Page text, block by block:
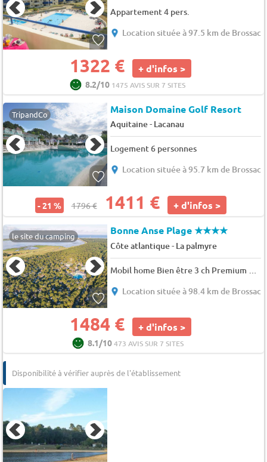
Appartement 4 pers.
Location située à 97.5 km de Brossac
1322 € + d'infos >
8.2/10 1475 AVIS SUR 7 SITES
TripandCo Maison Domaine Golf Resort
Aquitaine- Lacanau
Logement 6 personnes
Location située à 95.7 km de Brossac
- 21 % 1796 € 1411 € + d'infos >
le site du camping Bonne Anse Plage★★★★
Côte atlantique- La palmyre
Mobil home Bien être 3 ch Premium avec clim 8 pers.
Location située à 98.4 km de Brossac
1484 € + d'infos >
8.1/10473 AVIS SUR 7 SITES
Disponibilité à vérifier auprès de l'établissement